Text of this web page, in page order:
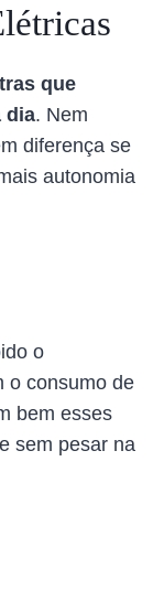
que
dia. Nem
diferença se
autonomia
o
o consumo de
bem esses
sem pesar na